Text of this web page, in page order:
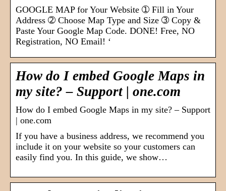
GOOGLE MAP for Your Website ➀ Fill in Your
Address ➁ Choose Map Type and Size ➂ Copy &
Paste Your Google Map Code. DONE! Free, NO
Registration, NO Email! ‘
How do I embed Google Maps in
my site? – Support | one.com
How do I embed Google Maps in my site? – Support
| one.com
If you have a business address, we recommend you
include it on your website so your customers can
easily find you. In this guide, we show…